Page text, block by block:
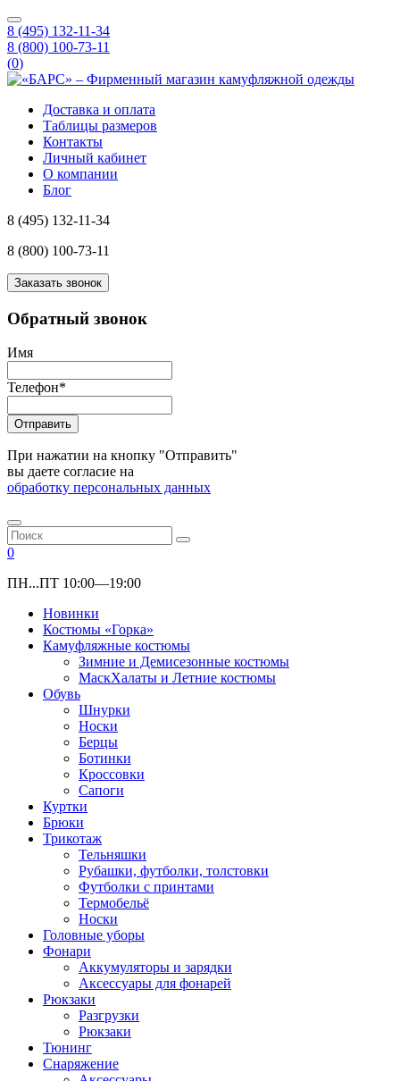
8 (495) 132-11-34
8 (800) 100-73-11
(0)
Доставка и оплата
Таблицы размеров
Контакты
Личный кабинет
О компании
Блог
8 (495) 132-11-34
8 (800) 100-73-11
Заказать звонок
Обратный звонок
Имя
Телефон*
Отправить
При нажатии на кнопку "Отправить"
вы даете согласие на
обработку персональных данных
0
ПН...ПТ 10:00—19:00
Новинки
Костюмы «Горка»
Камуфляжные костюмы
Зимние и Демисезонные костюмы
МаскХалаты и Летние костюмы
Обувь
Шнурки
Носки
Берцы
Ботинки
Кроссовки
Сапоги
Куртки
Брюки
Трикотаж
Тельняшки
Рубашки, футболки, толстовки
Футболки с принтами
Термобельё
Носки
Головные уборы
Фонари
Аккумуляторы и зарядки
Аксессуары для фонарей
Рюкзаки
Разгрузки
Рюкзаки
Тюнинг
Снаряжение